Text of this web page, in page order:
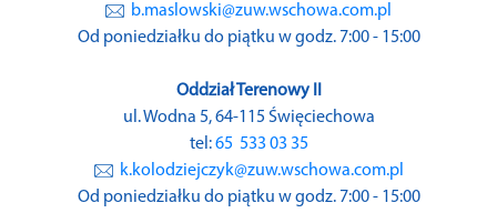
b.maslowski@zuw.wschowa.com.pl
Od poniedziałku do piątku w godz. 7:00 - 15:00
Oddział Terenowy II
ul. Wodna 5, 64-115 Święciechowa
tel:65 533 03 35
k.kolodziejczyk@zuw.wschowa.com.pl
Od poniedziałku do piątku w godz. 7:00 - 15:00